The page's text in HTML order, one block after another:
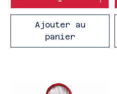
Ajouter au
panier